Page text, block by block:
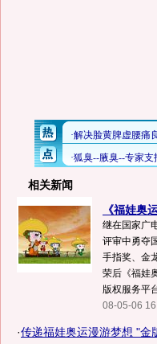
相关新闻
《福娃奥
继在国家广
评审中勇夺
手指奖、金
荣后《福娃
版权服务平
08-05-06
·传递福娃奥运漫游梦想 "金